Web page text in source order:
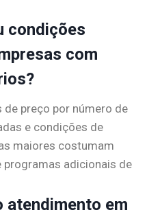
condições
com
preço por número de
e condições de
maiores costumam
adicionais de
atendimento em